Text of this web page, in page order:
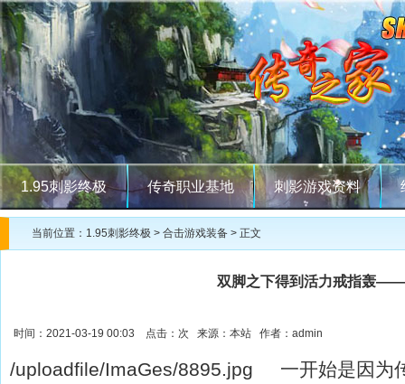
1.95刺影终极 传奇职业基地 刺影游戏资料
当前位置： 1.95刺影终极 > 合击游戏装备 > 正文
双脚之下得到活力戒指轰
时间：2021-03-19 00:03 点击： 次 来源：本站 作者：admin
/uploadfile/ImaGes/8895.jpg 一开始是因为